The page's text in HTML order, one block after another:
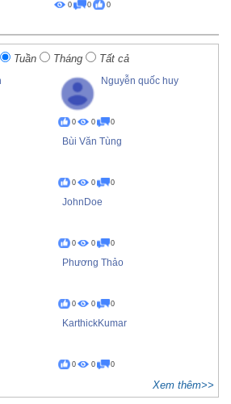
0 0 0
Tuần Tháng Tất cả
Nguyễn quốc huy
0 0 0
Bùi Văn Tùng
0 0 0
JohnDoe
0 0 0
Phương Thảo
0 0 0
KarthickKumar
0 0 0
Xem thêm>>